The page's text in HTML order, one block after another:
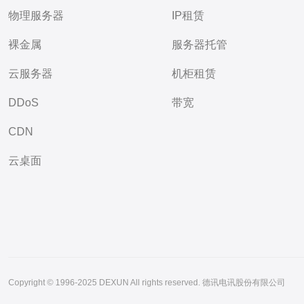
物理服务器
裸金属
云服务器
DDoS
CDN
云桌面
IP租赁
服务器托管
机柜租赁
带宽
Copyright © 1996-2025 DEXUN All rights reserved. 德讯电讯股份有限公司